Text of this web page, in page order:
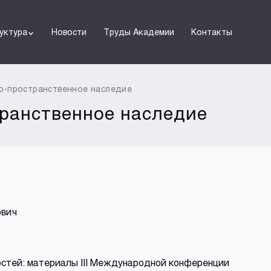
Новости Труды Академии Контакты
пространственное наследие
наследие
материалы III Международной конференции